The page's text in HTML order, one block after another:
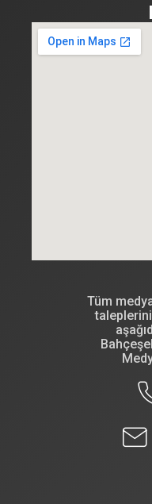
Tüm